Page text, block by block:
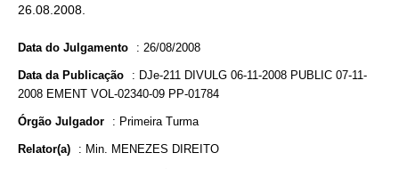
26.08.2008.
Data do Julgamento : 26/08/2008
Data da Publicação : DJe-211 DIVULG 06-11-2008 PUBLIC 07-11-
2008 EMENT VOL-02340-09 PP-01784
Órgão Julgador : Primeira Turma
Relator(a) : Min. MENEZES DIREITO